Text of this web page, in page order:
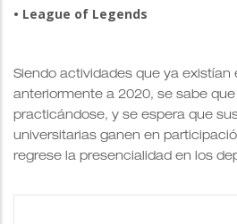
• League of Legends
Siendo actividades que ya existían
anteriormente a 2020, se sabe
practicándose, y se espera que
universitarias ganen en
regrese la presencialidad en los